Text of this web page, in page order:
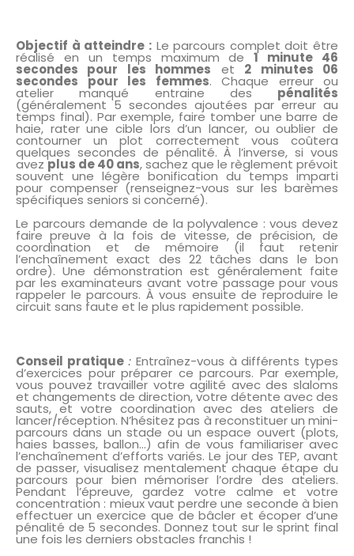
Objectif à atteindre :Le parcours complet doit être
réalisé en un temps maximum de1 minute 46
secondes pour les hommes et 2 minutes 06
secondes pour les femmes. Chaque erreur ou
atelier manqué entraine des pénalités
(généralement 5 secondes ajoutées par erreur au
temps final). Par exemple, faire tomber une barre de
haie, rater une cible lors d’un lancer, ou oublier de
contourner un plot correctement vous coûtera
quelques secondes de pénalité. À l’inverse, si vous
avezplus de 40 ans, sachez que le règlement prévoit
souvent une légère bonification du temps imparti
pour compenser (renseignez-vous sur les barèmes
spécifiques seniors si concerné).
Le parcours demande de la polyvalence : vous devez
faire preuve à la fois de vitesse, de précision, de
coordination et de mémoire (il faut retenir
l’enchaînement exact des 22 tâches dans le bon
ordre). Une démonstration est généralement faite
par les examinateurs avant votre passage pour vous
rappeler le parcours. À vous ensuite de reproduire le
circuit sans faute et le plus rapidement possible.
Conseil pratique: Entraînez-vous à différents types
d’exercices pour préparer ce parcours. Par exemple,
vous pouvez travailler votre agilité avec des slaloms
et changements de direction, votre détente avec des
sauts, et votre coordination avec des ateliers de
lancer/réception. N’hésitez pas à reconstituer un mini-
parcours dans un stade ou un espace ouvert (plots,
haies basses, ballon…) afin de vous familiariser avec
l’enchaînement d’efforts variés. Le jour des TEP, avant
de passer, visualisez mentalement chaque étape du
parcours pour bien mémoriser l’ordre des ateliers.
Pendant l’épreuve, gardez votre calme et votre
concentration : mieux vaut perdre une seconde à bien
effectuer un exercice que de bâcler et écoper d’une
pénalité de 5 secondes. Donnez tout sur le sprint final
une fois les derniers obstacles franchis !